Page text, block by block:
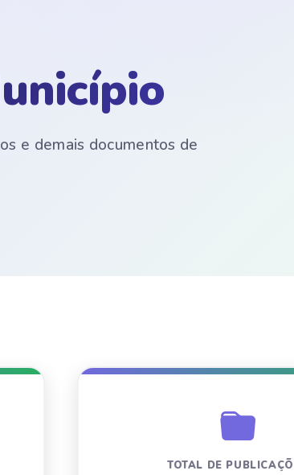
e demais documentos de
TOTAL DE